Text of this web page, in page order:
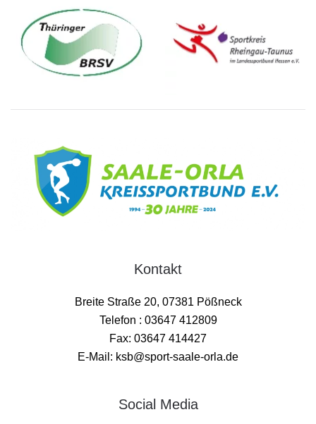
Kontakt
Breite Straße 20, 07381 Pößneck
Telefon : 03647 412809
Fax: 03647 414427
E-Mail: ksb@sport-saale-orla.de
Social Media